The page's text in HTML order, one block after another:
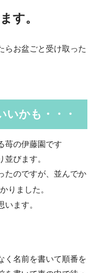
す。
らお盆ごと受け取った
いかも・・・
苺の伊藤園です
びます。
たのですが、並んでか
りました。
ます。
く名前を書いて順番を